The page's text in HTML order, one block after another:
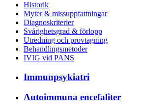
Historik
Myter & missuppfattningar
Diagnoskriterier
Svårighetsgrad & förlopp
Utredning och provtagning
Behandlings­metoder
IVIG vid PANS
Immunpsykiatri
Autoimmuna encefaliter